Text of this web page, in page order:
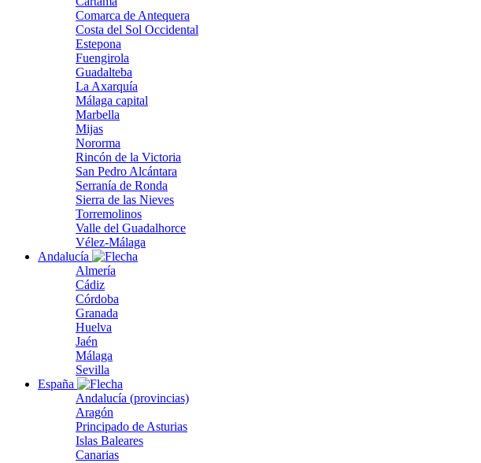
Comarca de Antequera
Costa del Sol Occidental
Estepona
Fuengirola
Guadalteba
La Axarquía
Málaga capital
Marbella
Mijas
Nororma
Rincón de la Victoria
San Pedro Alcántara
Serranía de Ronda
Sierra de las Nieves
Torremolinos
Valle del Guadalhorce
Vélez-Málaga
Andalucía
Almería
Cádiz
Córdoba
Granada
Huelva
Jaén
Málaga
Sevilla
España
Andalucía (provincias)
Aragón
Principado de Asturias
Islas Baleares
Canarias